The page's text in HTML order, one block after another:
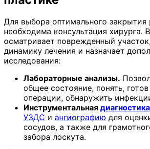
Для выбора оптимального закрытия
необходима консультация хирурга.
осматривает поврежденный
динамику лечения и назначает
исследования:
Лабораторные анализы.
общее состояние, понять,
операции, обнаружить
Инструментальная диагностика
УЗДС и ангиографию для
сосудов, а также для
забора лоскута.